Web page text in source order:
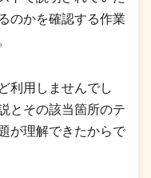
のかを確認する作業
利用しませんでし
とその該当箇所のテ
が理解できたからで